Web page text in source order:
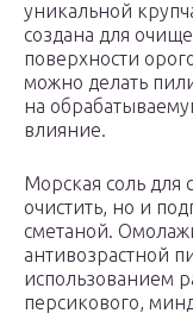
уникальной
создана для
поверхности
можно делать
на
влияние.
Морская соль для
очистить, но и
сметаной.
антивозрастной
использованием
персикового,